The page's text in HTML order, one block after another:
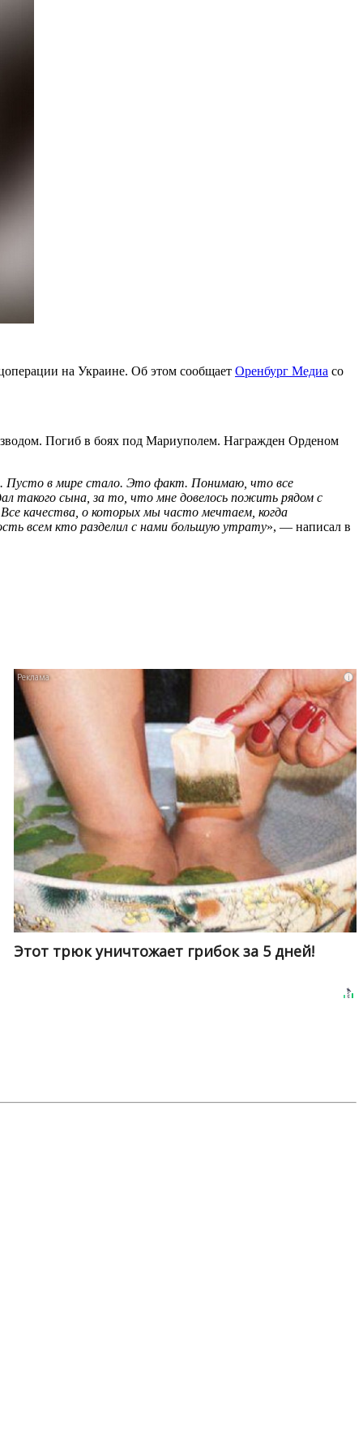
на Украине. Об этом сообщает Оренбург Медиа со
Погиб в боях под Мариуполем. Награжден Орденом
Пусто в мире стало. Это факт. Понимаю, что все
такого сына, за то, что мне довелось пожить рядом с
качества, о которых мы часто мечтаем, когда
всем кто разделил с нами большую утрату», — написал в
i
Этот трюк уничтожает грибок за 5 дней!